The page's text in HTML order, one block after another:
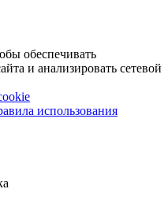
обеспечивать
и анализировать сетевой
использования